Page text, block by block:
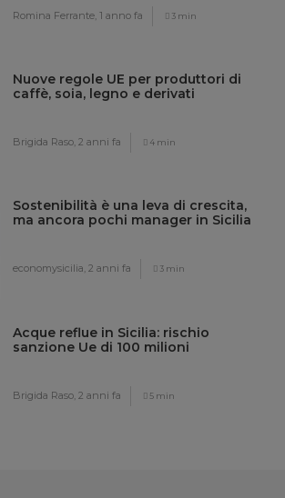
Romina Ferrante,1 anno fa 3 min
Nuove regole UE per produttori di
caffè, soia, legno e derivati
Brigida Raso,2 anni fa 4 min
Sostenibilità è una leva di crescita,
ma ancora pochi manager in Sicilia
economysicilia,2 anni fa 3 min
Acque reflue in Sicilia: rischio
sanzione Ue di 100 milioni
Brigida Raso,2 anni fa 5 min